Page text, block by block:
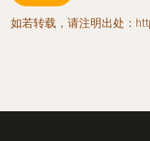
如若转载，请注明出处：